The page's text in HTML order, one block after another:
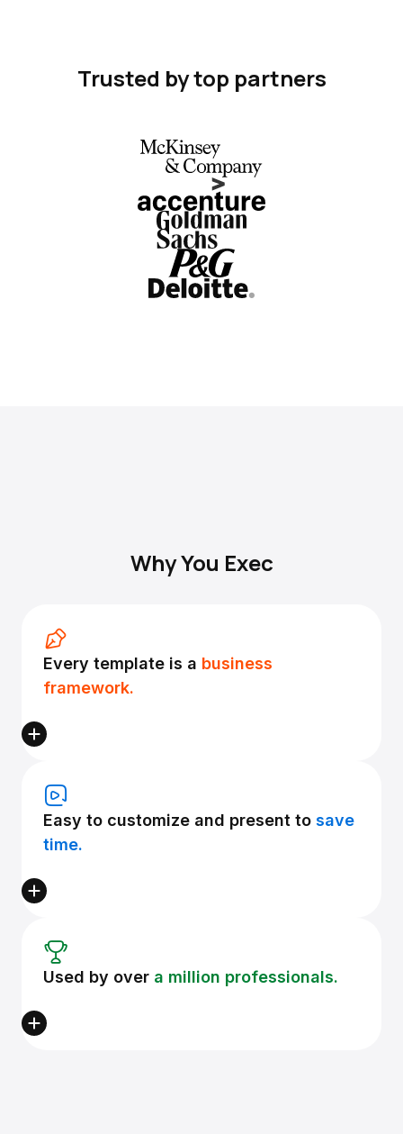
Trusted by top partners
Why You Exec
Every template is a business
framework.
Easy to customize and present to save
time.
Used by over a million professionals.